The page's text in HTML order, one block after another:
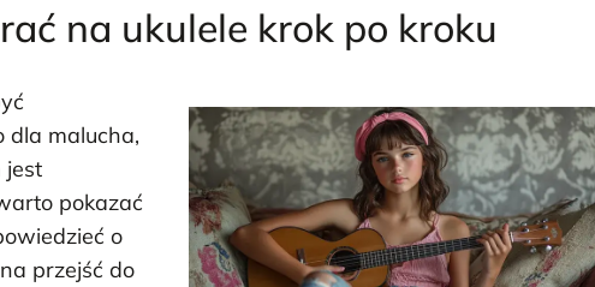
na ukulele krok po kroku
dla malucha,
jest
pokazać
o
przejść do